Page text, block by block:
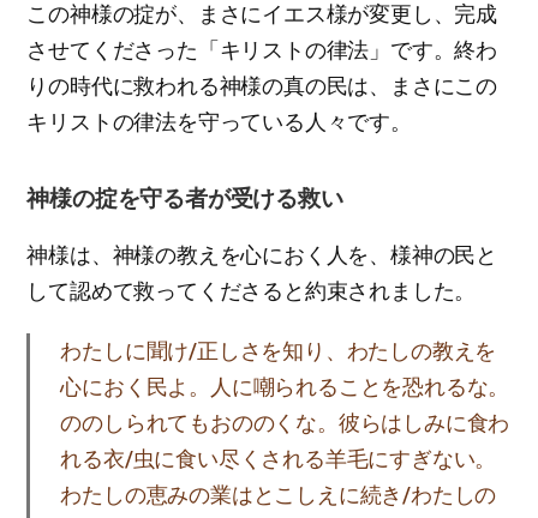
この神様の掟が、まさにイエス様が変更し、完成
させてくださった「キリストの律法」です。終わ
りの時代に救われる神様の真の民は、まさにこの
キリストの律法を守っている人々です。
神様の掟を守る者が受ける救い
神様は、神様の教えを心におく人を、様神の民と
して認めて救ってくださると約束されました。
わたしに聞け/正しさを知り、わたしの教えを
心におく民よ。人に嘲られることを恐れるな。
ののしられてもおののくな。彼らはしみに食わ
れる衣/虫に食い尽くされる羊毛にすぎない。
わたしの恵みの業はとこしえに続き/わたしの